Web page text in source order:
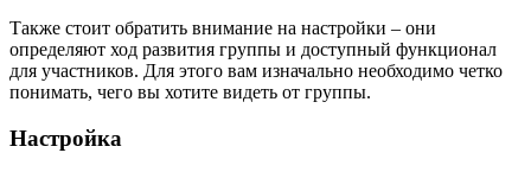
Также стоит обратить внимание на настройки – они
определяют ход развития группы и доступный функционал
для участников. Для этого вам изначально необходимо четко
понимать, чего вы хотите видеть от группы.
Настройка